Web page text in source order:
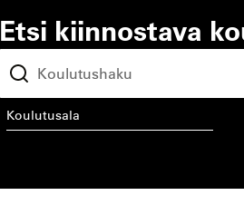
Etsi kiinnostava
koulutusala